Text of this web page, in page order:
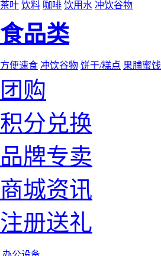
茶叶 饮料 咖啡 饮用水 冲饮谷物
食品类
方便速食 冲饮谷物 饼干/糕点 果脯蜜饯
团购
积分兑换
品牌专卖
商城资讯
注册送礼